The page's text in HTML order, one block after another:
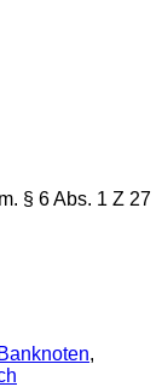
§ 6 Abs. 1 Z 27
Banknoten,